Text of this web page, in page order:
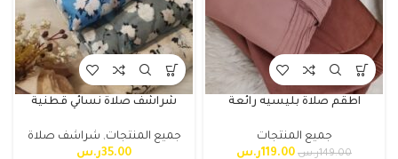
اطقم صلاة بليسيه رائعة
جميع المنتجات
149.00ر.س 119.00 ر.س
شراشف صلاة نسائي قطنية
جميع المنتجات, شراشف صلاة
35.00ر.س